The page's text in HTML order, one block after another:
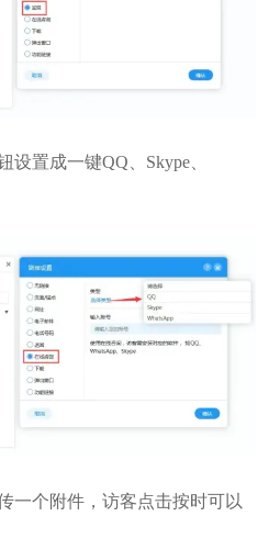
置成一键QQ、Skype、
个附件，访客点击按时可以